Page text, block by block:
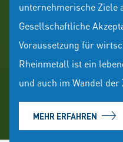
unternehmerische Ziele
Gesellschaftliche
Voraussetzung für
Rheinmetall ist ein
und auch im Wandel der
MEHR ERFAHREN